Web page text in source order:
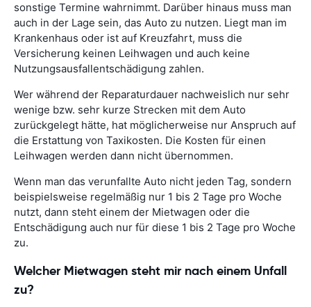
sonstige Termine wahrnimmt. Darüber hinaus muss man
auch in der Lage sein, das Auto zu nutzen. Liegt man im
Krankenhaus oder ist auf Kreuzfahrt, muss die
Versicherung keinen Leihwagen und auch keine
Nutzungsausfallentschädigung zahlen.
Wer während der Reparaturdauer nachweislich nur sehr
wenige bzw. sehr kurze Strecken mit dem Auto
zurückgelegt hätte, hat möglicherweise nur Anspruch auf
die Erstattung von Taxikosten. Die Kosten für einen
Leihwagen werden dann nicht übernommen.
Wenn man das verunfallte Auto nicht jeden Tag, sondern
beispielsweise regelmäßig nur 1 bis 2 Tage pro Woche
nutzt, dann steht einem der Mietwagen oder die
Entschädigung auch nur für diese 1 bis 2 Tage pro Woche
zu.
Welcher Mietwagen steht mir nach einem Unfall
zu?